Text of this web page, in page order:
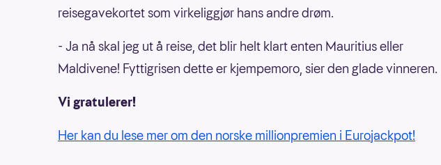
reisegavekortet som virkeliggjør hans andre drøm.
- Ja nå skal jeg ut å reise, det blir helt klart enten Mauritius eller
Maldivene! Fyttigrisen dette er kjempemoro, sier den glade vinneren.
Vi gratulerer!
Her kan du lese mer om den norske millionpremien i Eurojackpot!